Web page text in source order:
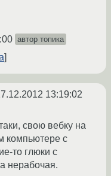
автор топика
13:19:02
свою вебку на
компьютере с
то глюки с
нерабочая.